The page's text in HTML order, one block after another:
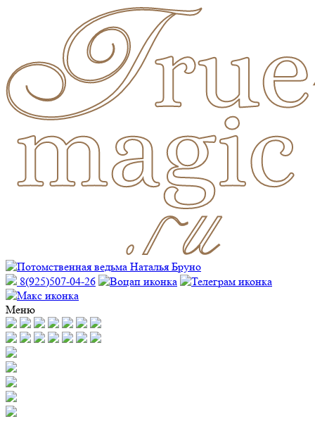
8(925)507-04-26
Меню